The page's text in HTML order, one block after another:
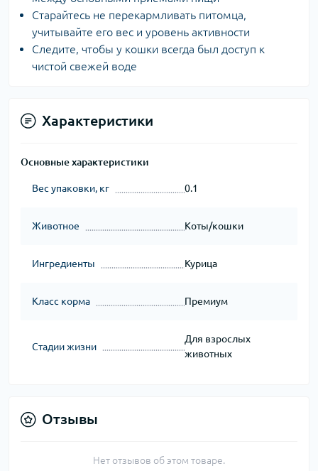
Старайтесь не перекармливать питомца,
учитывайте его вес и уровень активности
Следите, чтобы у кошки всегда был доступ к
чистой свежей воде
Характеристики
Основные характеристики
Вес упаковки, кг 0.1
Животное Коты/кошки
Ингредиенты Курица
Класс корма Премиум
Стадии жизни
Для взрослых
животных
Отзывы
Нет отзывов об этом товаре.